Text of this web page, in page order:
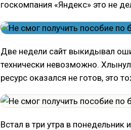
госкомпания «Яндекс» это не
Две недели сайт выкидывал
технически невозможно.
ресурс оказался не готов, это
Встал в три утра в понедельник